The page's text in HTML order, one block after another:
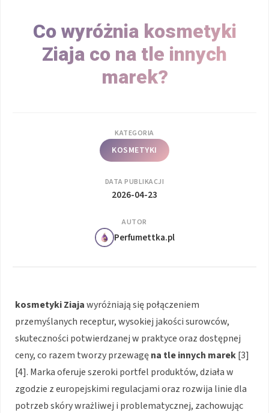
Co wyróżnia kosmetyki
Ziaja co na tle innych
marek?
KATEGORIA
KOSMETYKI
DATA PUBLIKACJI
2026-04-23
AUTOR
Perfumettka.pl
kosmetyki Ziajawyróżniają się połączeniem
przemyślanych receptur, wysokiej jakości surowców,
skuteczności potwierdzanej w praktyce oraz dostępnej
ceny, co razem tworzy przewagęna tle innych marek[3]
[4]. Marka oferuje szeroki portfel produktów, działa w
zgodzie z europejskimi regulacjami oraz rozwija linie dla
potrzeb skóry wrażliwej i problematycznej, zachowując